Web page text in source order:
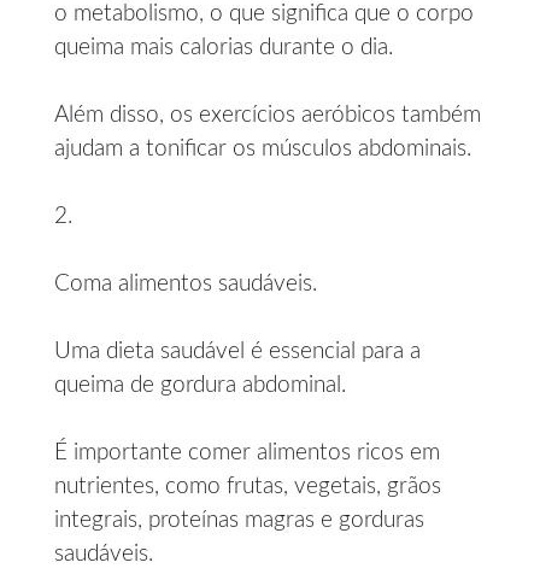
o metabolismo, o que significa que o corpo
queima mais calorias durante o dia.
Além disso, os exercícios aeróbicos também
ajudam a tonificar os músculos abdominais.
2.
Coma alimentos saudáveis.
Uma dieta saudável é essencial para a
queima de gordura abdominal.
É importante comer alimentos ricos em
nutrientes, como frutas, vegetais, grãos
integrais, proteínas magras e gorduras
saudáveis.